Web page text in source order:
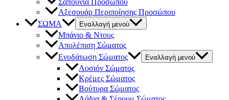
Σαπούνια Προσώπου
Αξεσουάρ Περιποίησης Προσώπου
ΣΩΜΑ
Εναλλαγή μενού
Μπάνιο & Ντους
Απολέπιση Σώματος
Ενυδάτωση Σώματος
Εναλλαγή μενού
Λοσιόν Σώματος
Κρέμες Σώματος
Βούτυρα Σώματος